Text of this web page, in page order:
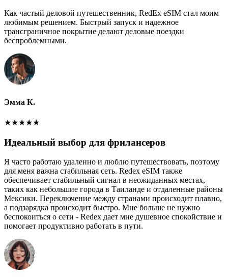
Как частый деловой путешественник, RedEx eSIM стал моим
любимым решением. Быстрый запуск и надежное
трансграничное покрытие делают деловые поездки
беспроблемными.
Эмма К.
★★★★★
Идеальный выбор для фрилансеров
Я часто работаю удаленно и люблю путешествовать, поэтому
для меня важна стабильная сеть. Redex eSIM также
обеспечивает стабильный сигнал в неожиданных местах,
таких как небольшие города в Таиланде и отдаленные районы
Мексики. Переключение между странами происходит плавно,
а подзарядка происходит быстро. Мне больше не нужно
беспокоиться о сети - Redex дает мне душевное спокойствие и
помогает продуктивно работать в пути.